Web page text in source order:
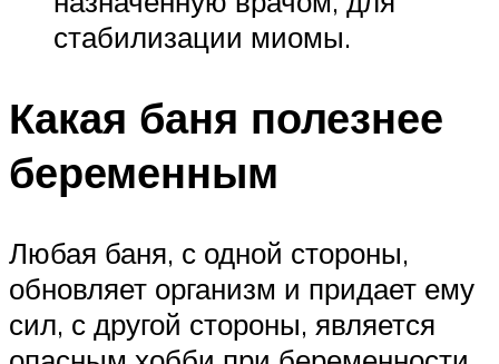
стабилизации миомы.
Какая баня полезнее
беременным
Любая баня, с одной стороны,
обновляет организм и придает ему
сил, с другой стороны, является